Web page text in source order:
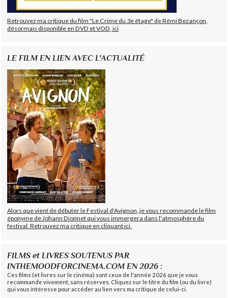
Retrouvez ma critique du film "Le Crime du 3e étage" de Rémi Bezançon,
désormais disponible en DVD et VOD, ici
LE FILM EN LIEN AVEC L'ACTUALITÉ
Alors que vient de débuter le Festival d'Avignon, je vous recommande le film
éponyme de Johann Dionnet qui vous immergera dans l'atmosphère du
festival. Retrouvez ma critique en cliquant ici.
FILMS et LIVRES SOUTENUS PAR
INTHEMOODFORCINEMA.COM EN 2026 :
Ces films (et livres sur le cinéma) sont ceux de l'année 2026 que je vous
recommande vivement, sans réserves. Cliquez sur le titre du film (ou du livre)
qui vous intéresse pour accéder au lien vers ma critique de celui-ci.